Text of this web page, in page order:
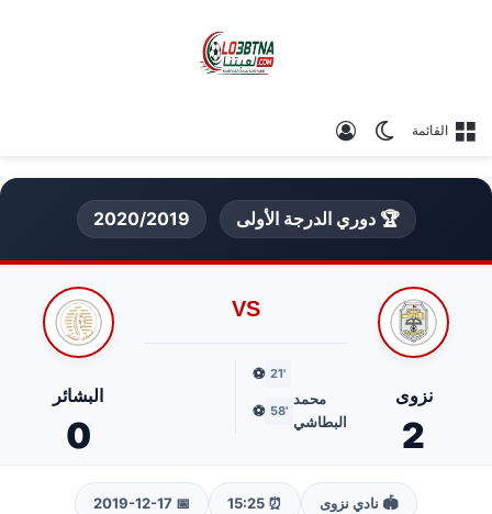
القائمة الوضع المظلم
🏆 دوري الدرجة الأولى 2020/2019
نزوى
2
VS
'21
⚽
محمد
البطاشي
'58
⚽
البشائر
0
🏟️ نادي نزوى ⏰ 15:25
📅 2019-12-17